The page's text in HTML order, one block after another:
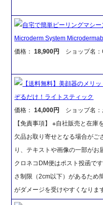
自宅で簡単ピーリングマシ
Microderm System
価格：18,900円 ショップ名：
【送料無料】美顔器のメリ
ぞるだけ！ライトスティック
価格：14,000円
ショップ名：
【免責事項】 ※自社販売と在庫
欠品お取り寄せとなる場合がご
り、テキストや画像の一部が
クロネコDM便はポスト投函で
さ制限（2cm以下）があるため
がダメージを受けやすくなりま